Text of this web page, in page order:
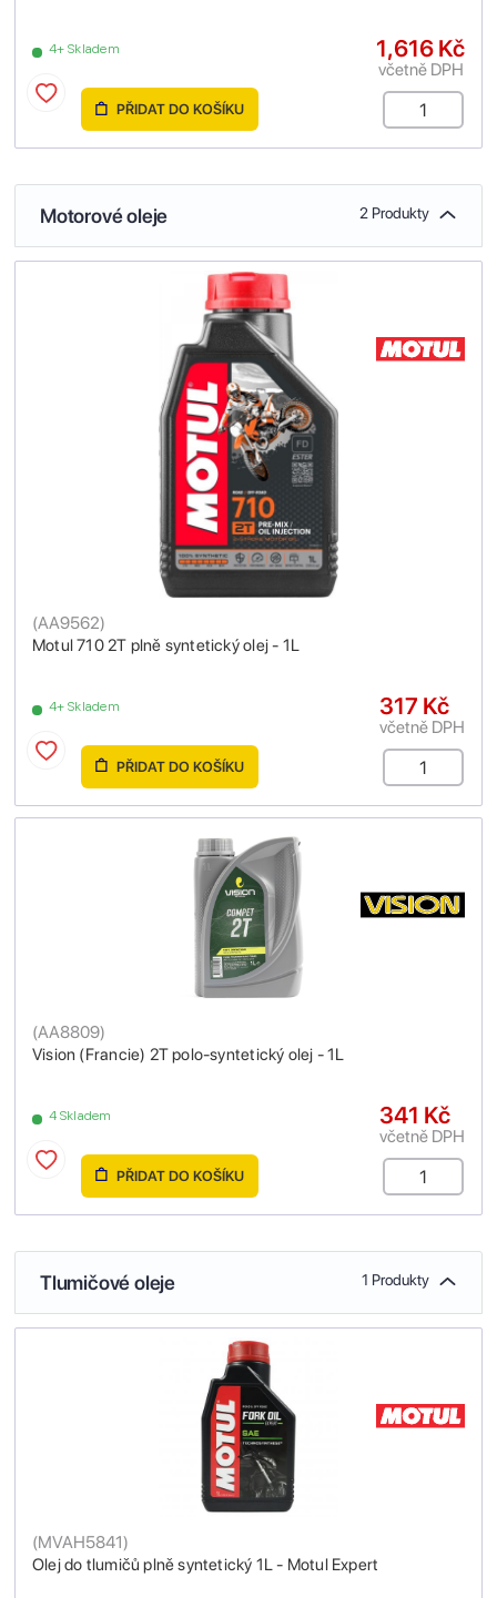
4+ Skladem 1,616 Kč
včetně DPH
PŘIDAT DO KOŠÍKU
Motorové oleje 2 Produkty
Motul 710 2T plně syntetický olej - 1L
(AA9562)
4+ Skladem 317 Kč
včetně DPH
PŘIDAT DO KOŠÍKU
Vision (Francie) 2T polo-syntetický olej - 1L
(AA8809)
4 Skladem 341 Kč
včetně DPH
PŘIDAT DO KOŠÍKU
Tlumičové oleje 1 Produkty
Olej do tlumičů plně syntetický 1L - Motul Expert
(MVAH5841)